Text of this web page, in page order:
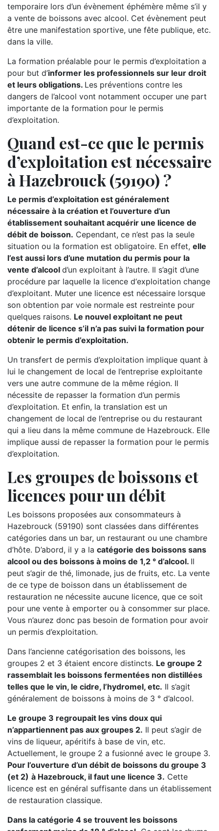
temporaire lors d’un évènement éphémère même s’il y
a vente de boissons avec alcool. Cet évènement peut
être une manifestation sportive, une fête publique, etc.
dans la ville.
La formation préalable pour le permis d’exploitation a
pour but d’informer les professionnels sur leur droit
et leurs obligations. Les préventions contre les
dangers de l’alcool vont notamment occuper une part
importante de la formation pour le permis
d’exploitation.
Quand est-ce que le permis
d’exploitation est nécessaire
à Hazebrouck (59190) ?
Le permis d’exploitation est généralement
nécessaire à la création et l’ouverture d’un
établissement souhaitant acquérir une licence de
débit de boisson. Cependant, ce n’est pas la seule
situation ou la formation est obligatoire. En effet, elle
l’est aussi lors d’une mutation du permis pour la
vente d’alcool d’un exploitant à l’autre. Il s’agit d’une
procédure par laquelle la licence d‘exploitation change
d’exploitant. Muter une licence est nécessaire lorsque
son obtention par voie normale est restreinte pour
quelques raisons. Le nouvel exploitant ne peut
détenir de licence s’il n’a pas suivi la formation pour
obtenir le permis d’exploitation.
Un transfert de permis d’exploitation implique quant à
lui le changement de local de l’entreprise exploitante
vers une autre commune de la même région. Il
nécessite de repasser la formation d’un permis
d’exploitation. Et enfin, la translation est un
changement de local de l’entreprise ou du restaurant
qui a lieu dans la même commune de Hazebrouck. Elle
implique aussi de repasser la formation pour le permis
d’exploitation.
Les groupes de boissons et
licences pour un débit
Les boissons proposées aux consommateurs à
Hazebrouck (59190) sont classées dans différentes
catégories dans un bar, un restaurant ou une chambre
d’hôte. D’abord, il y a la catégorie des boissons sans
alcool ou des boissons à moins de 1,2 ° d’alcool. Il
peut s’agir de thé, limonade, jus de fruits, etc. La vente
de ce type de boisson dans un établissement de
restauration ne nécessite aucune licence, que ce soit
pour une vente à emporter ou à consommer sur place.
Vous n’aurez donc pas besoin de formation pour avoir
un permis d’exploitation.
Dans l’ancienne catégorisation des boissons, les
groupes 2 et 3 étaient encore distincts. Le groupe 2
rassemblait les boissons fermentées non distillées
telles que le vin, le cidre, l’hydromel, etc. Il s’agit
généralement de boissons à moins de 3 ° d’alcool.
Le groupe 3 regroupait les vins doux qui
n’appartiennent pas aux groupes 2. Il peut s’agir de
vins de liqueur, apéritifs à base de vin, etc.
Actuellement, le groupe 2 a fusionné avec le groupe 3.
Pour l’ouverture d’un débit de boissons du groupe 3
(et 2) à Hazebrouck, il faut une licence 3. Cette
licence est en général suffisante dans un établissement
de restauration classique.
Dans la catégorie 4 se trouvent les boissons